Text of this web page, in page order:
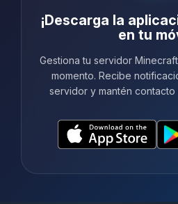
¡Descarga la
en tu
Gestiona tu servidor
momento. Recibe
servidor y mantén